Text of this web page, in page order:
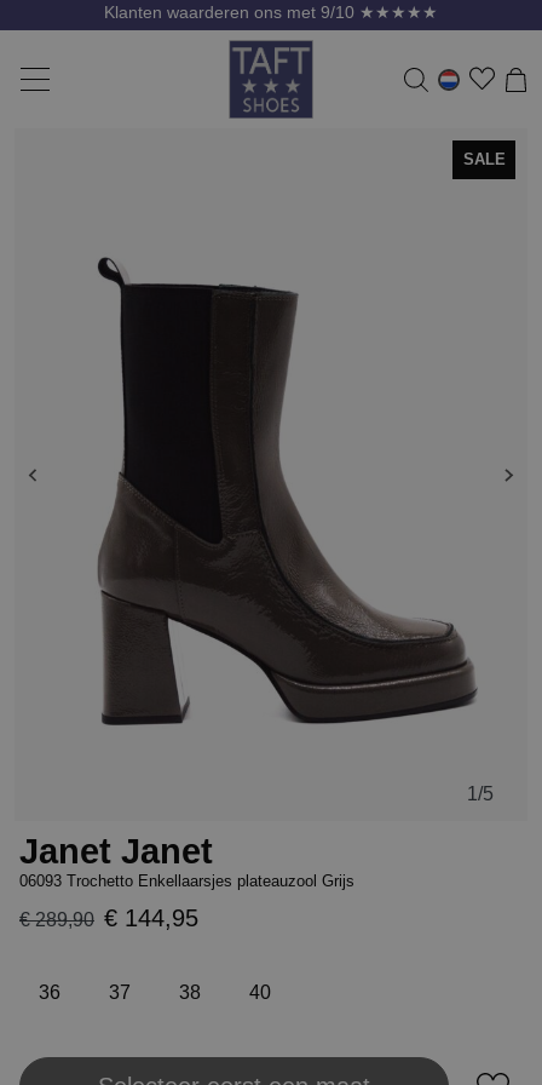
Klanten waarderen ons met 9/10 ★★★★★
1 /5
SALE
Janet Janet
06093 Trochetto Enkellaarsjes plateauzool Grijs
€ 289,90 € 144,95
36 37 38 40